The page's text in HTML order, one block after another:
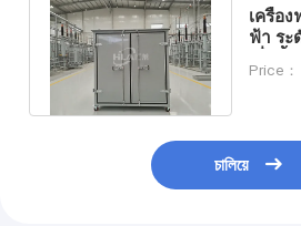
เครื่อ
ฟ้า ระ
Price
চালিয়ে